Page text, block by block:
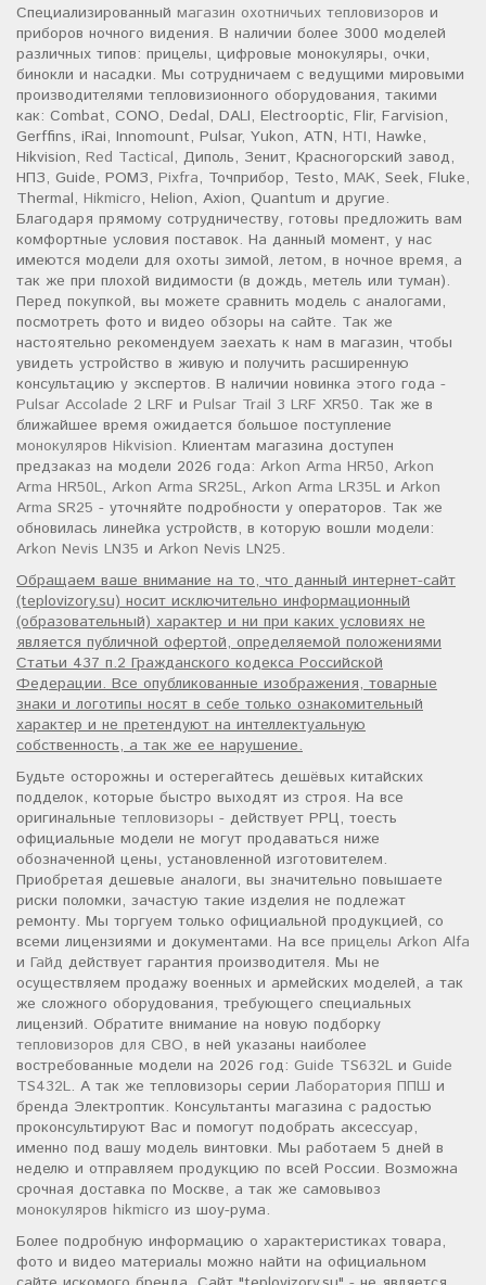
Специализированный магазин охотничьих тепловизоров и
приборов ночного видения. В наличии более 3000 моделей
различных типов: прицелы, цифровые монокуляры, очки,
бинокли и насадки. Мы сотрудничаем с ведущими мировыми
производителями тепловизионного оборудования, такими
как: Combat, CONO, Dedal, DALI, Electrooptic, Flir, Farvision,
Gerffins, iRai, Innomount, Pulsar, Yukon, ATN, HTI, Hawke,
Hikvision, Red Tactical, Диполь, Зенит, Красногорский завод,
НПЗ, Guide, РОМЗ, Pixfra, Точприбор, Testo, MAK, Seek, Fluke,
Thermal, Hikmicro, Helion, Axion, Quantum и другие.
Благодаря прямому сотрудничеству, готовы предложить вам
комфортные условия поставок. На данный момент, у нас
имеются модели для охоты зимой, летом, в ночное время, а
так же при плохой видимости (в дождь, метель или туман).
Перед покупкой, вы можете сравнить модель с аналогами,
посмотреть фото и видео обзоры на сайте. Так же
настоятельно рекомендуем заехать к нам в магазин, чтобы
увидеть устройство в живую и получить расширенную
консультацию у экспертов. В наличии новинка этого года -
Pulsar Accolade 2 LRF и Pulsar Trail 3 LRF XR50. Так же в
ближайшее время ожидается большое поступление
монокуляров Hikvision. Клиентам магазина доступен
предзаказ на модели 2026 года: Arkon Arma HR50, Arkon
Arma HR50L, Arkon Arma SR25L, Arkon Arma LR35L и Arkon
Arma SR25 - уточняйте подробности у операторов. Так же
обновилась линейка устройств, в которую вошли модели:
Arkon Nevis LN35 и Arkon Nevis LN25.
Обращаем ваше внимание на то, что данный интернет-сайт
(teplovizory.su) носит исключительно информационный
(образовательный) характер и ни при каких условиях не
является публичной офертой, определяемой положениями
Статьи 437 п.2 Гражданского кодекса Российской
Федерации. Все опубликованные изображения, товарные
знаки и логотипы носят в себе только ознакомительный
характер и не претендуют на интеллектуальную
собственность, а так же ее нарушение.
Будьте осторожны и остерегайтесь дешёвых китайских
подделок, которые быстро выходят из строя. На все
оригинальные тепловизоры - действует РРЦ, тоесть
официальные модели не могут продаваться ниже
обозначенной цены, установленной изготовителем.
Приобретая дешевые аналоги, вы значительно повышаете
риски поломки, зачастую такие изделия не подлежат
ремонту. Мы торгуем только официальной продукцией, со
всеми лицензиями и документами. На все прицелы Arkon Alfa
и Гайд действует гарантия производителя. Мы не
осуществляем продажу военных и армейских моделей, а так
же сложного оборудования, требующего специальных
лицензий. Обратите внимание на новую подборку
тепловизоров для СВО, в ней указаны наиболее
востребованные модели на 2026 год: Guide TS632L и Guide
TS432L. А так же тепловизоры серии Лаборатория ППШ и
бренда Электроптик. Консультанты магазина с радостью
проконсультируют Вас и помогут подобрать аксессуар,
именно под вашу модель винтовки. Мы работаем 5 дней в
неделю и отправляем продукцию по всей России. Возможна
срочная доставка по Москве, а так же самовывоз
монокуляров hikmicro из шоу-рума.
Более подробную информацию о характеристиках товара,
фото и видео материалы можно найти на официальном